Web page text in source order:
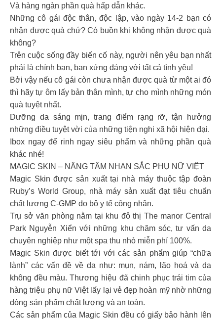
Và hàng ngàn phần quà hấp dẫn khác.
Những cô gái độc thân, độc lập, vào ngày 14-2 bạn có
nhận được quà chứ? Có buồn khi không nhận được quà
không?
Trên cuộc sống đầy biến cố này, người nên yêu bạn nhất
phải là chính bạn, bạn xứng đáng với tất cả tình yêu!
Bởi vậy nếu cô gái còn chưa nhận được quà từ một ai đó
thì hãy tự ôm lấy bản thân mình, tự cho mình những món
quà tuyệt nhất.
Dưỡng da sáng mịn, trang điểm rạng rỡ, tận hưởng
những điều tuyệt vời của những tiện nghi xã hội hiện đại.
Ibox ngay để rinh ngay siêu phẩm và những phần quà
khác nhé!
MAGIC SKIN – NÂNG TẦM NHAN SẮC PHỤ NỮ VIỆT
Magic Skin được sản xuất tại nhà máy thuộc tập đoàn
Ruby’s World Group, nhà máy sản xuất đạt tiêu chuẩn
chất lượng C-GMP do bộ y tế công nhận.
Trụ sở văn phòng nằm tại khu đô thị The manor Central
Park Nguyễn Xiển với những khu chăm sóc, tư vấn da
chuyên nghiệp như một spa thu nhỏ miễn phí 100%.
Magic Skin được biết tới với các sản phẩm giúp “chữa
lành” các vấn đề về da như: mụn, nám, lão hoá và da
không đều màu. Thương hiệu đã chinh phục trái tim của
hàng triệu phụ nữ Việt lấy lại vẻ đẹp hoàn mỹ nhờ những
dòng sản phẩm chất lượng và an toàn.
Các sản phẩm của Magic Skin đều có giấy bảo hành lên